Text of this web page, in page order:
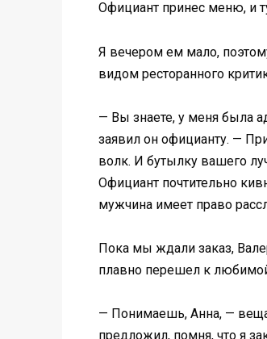
Официант принес меню, и
Я вечером ем мало,
видом ресторанного
— Вы знаете, у меня была
заявил он официанту. —
волк. И бутылку вашего
Официант почтительно
мужчина имеет право
Пока мы ждали заказ,
плавно перешел к
— Понимаешь, Анна, —
предложил, помня, что я